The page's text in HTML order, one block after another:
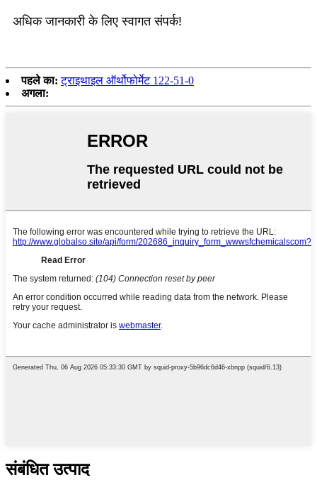
अधिक जानकारी के लिए स्वागत संपर्क!
पहले का: ट्राइथाइल ऑर्थोफोर्मेट 122-51-0
अगला:
संबंधित उत्पाद